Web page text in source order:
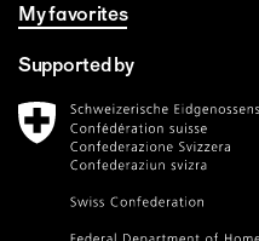
My favorites
Supported by